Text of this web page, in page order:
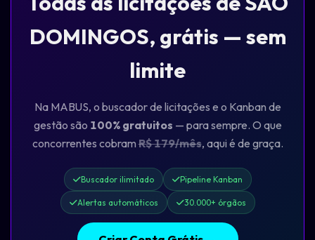
DOMINGOS, grátis — sem
limite
Na MABUS, o buscador de licitações e o Kanban de
gestão são 100% gratuitos — para sempre. O que
concorrentes cobramR$ 179/mês, aqui é de graça.
Buscador ilimitado Pipeline Kanban
Alertas automáticos 30.000+ órgãos